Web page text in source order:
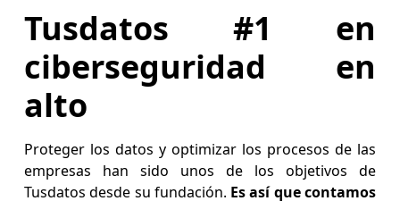
Tusdatos #1 en
ciberseguridad en
alto
Proteger los datos y optimizar los procesos de las
empresas han sido unos de los objetivos de
Tusdatos desde su fundación. Es así que contamos